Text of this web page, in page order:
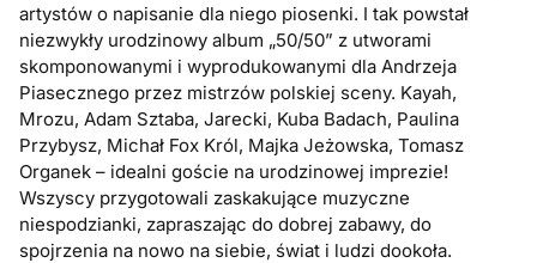
artystów o napisanie dla niego piosenki. I tak powstał
niezwykły urodzinowy album „50/50” z utworami
skomponowanymi i wyprodukowanymi dla Andrzeja
Piasecznego przez mistrzów polskiej sceny. Kayah,
Mrozu, Adam Sztaba, Jarecki, Kuba Badach, Paulina
Przybysz, Michał Fox Król, Majka Jeżowska, Tomasz
Organek – idealni goście na urodzinowej imprezie!
Wszyscy przygotowali zaskakujące muzyczne
niespodzianki, zapraszając do dobrej zabawy, do
spojrzenia na nowo na siebie, świat i ludzi dookoła.